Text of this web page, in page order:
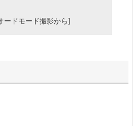
ードモード撮影から]